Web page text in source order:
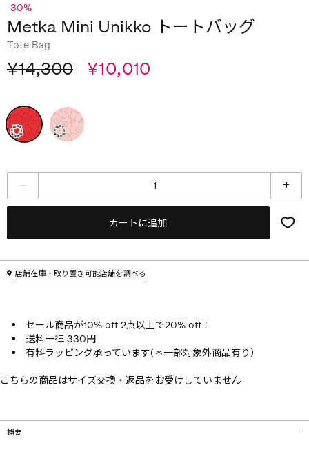
-30%
Metka Mini Unikko トートバッグ
Tote Bag
¥14,300 ¥10,010
カートに追加
店舗在庫・取り置き可能店舗を調べる
セール商品が10% off 2点以上で20% off！
送料一律 330円
有料ラッピング承っています(＊一部対象外商品有り）
こちらの商品はサイズ交換・返品をお受けしていません
概要